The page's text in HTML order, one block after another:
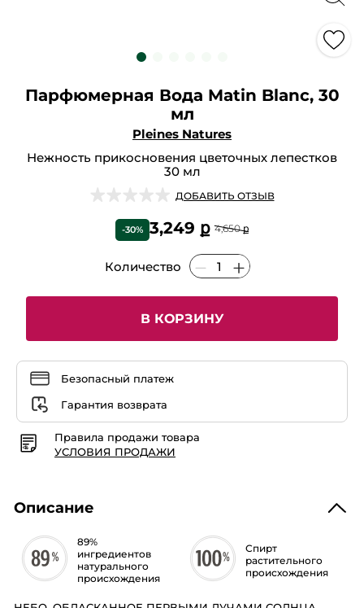
Парфюмерная Вода Matin Blanc, 30
мл
Pleines Natures
Нежность прикосновения цветочных лепестков
30 мл
★★★★★
★★★★★
оценки
Парфюмерная
Blanc,
ДОБАВИТЬ ОТЗЫВ
-30% 3,249 ք 4,650 ք
Количество
В КОРЗИНУ
Безопасный платеж
Гарантия возврата
Правила продажи товара
УСЛОВИЯ ПРОДАЖИ
Описание
89%
ингредиентов
натурального
происхождения
Спирт
растительного
происхождения